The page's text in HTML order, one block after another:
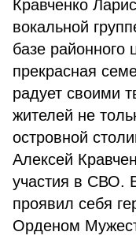
Кравченко
вокальной
базе районного
прекрасная
радует своими
жителей не
островной
Алексей
участия в СВО.
проявил себя
Орденом